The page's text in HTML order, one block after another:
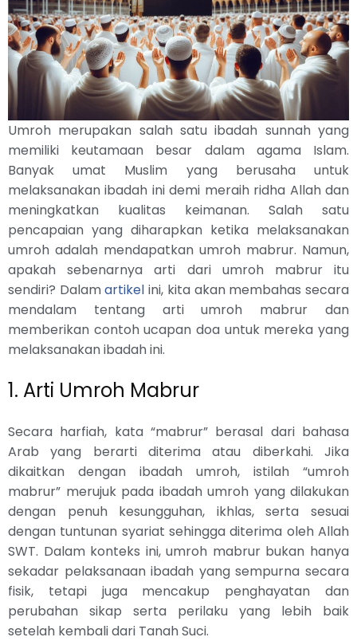
Umroh merupakan salah satu ibadah sunnah yang
memiliki keutamaan besar dalam agama Islam.
Banyak umat Muslim yang berusaha untuk
melaksanakan ibadah ini demi meraih ridha Allah dan
meningkatkan kualitas keimanan. Salah satu
pencapaian yang diharapkan ketika melaksanakan
umroh adalah mendapatkan umroh mabrur. Namun,
apakah sebenarnya arti dari umroh mabrur itu
sendiri? Dalamartikel ini, kita akan membahas secara
mendalam tentang arti umroh mabrur dan
memberikan contoh ucapan doa untuk mereka yang
melaksanakan ibadah ini.
1. Arti Umroh Mabrur
Secara harfiah, kata “mabrur” berasal dari bahasa
Arab yang berarti diterima atau diberkahi. Jika
dikaitkan dengan ibadah umroh, istilah “umroh
mabrur” merujuk pada ibadah umroh yang dilakukan
dengan penuh kesungguhan, ikhlas, serta sesuai
dengan tuntunan syariat sehingga diterima oleh Allah
SWT. Dalam konteks ini, umroh mabrur bukan hanya
sekadar pelaksanaan ibadah yang sempurna secara
fisik, tetapi juga mencakup penghayatan dan
perubahan sikap serta perilaku yang lebih baik
setelah kembali dari Tanah Suci.